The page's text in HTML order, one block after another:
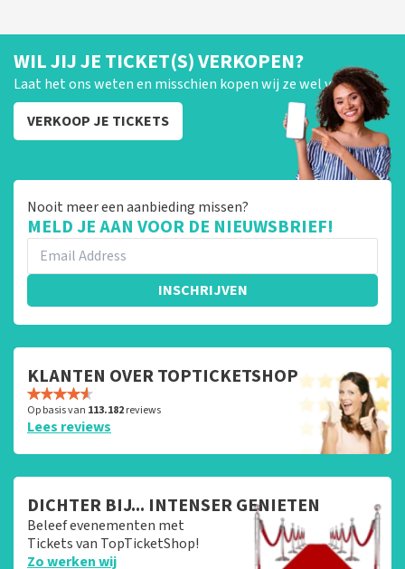
WIL JIJ JE TICKET(S) VERKOPEN?
Laat het ons weten en misschien kopen wij ze wel van je!
VERKOOP JE TICKETS
Nooit meer een aanbieding missen?
MELD JE AAN VOOR DE NIEUWSBRIEF!
INSCHRIJVEN
KLANTEN OVER TOPTICKETSHOP
Op basis van 113.182reviews
Lees reviews
DICHTER BIJ... INTENSER GENIETEN
Beleef evenementen met
Tickets van TopTicketShop!
Zo werken wij